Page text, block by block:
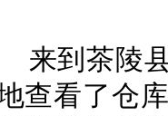
来到茶陵
查看了仓